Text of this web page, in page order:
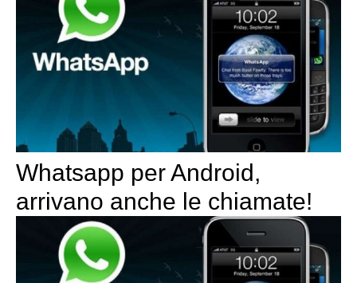
Whatsapp per Android,
arrivano anche le chiamate!